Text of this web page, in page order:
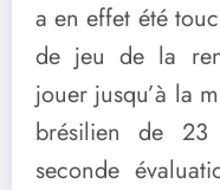
a en effet été
de jeu de la
jouer jusqu’à la
brésilien de
seconde